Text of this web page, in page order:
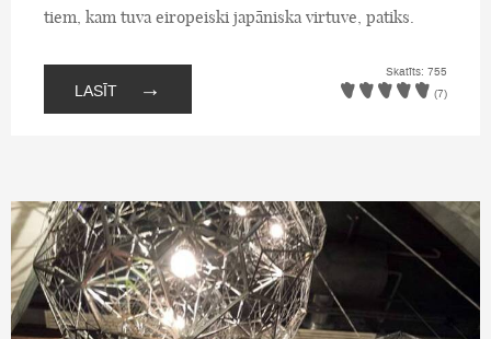
tiem, kam tuva eiropeiski japāniska virtuve, patiks.
LASĪT →
Skatīts: 755
(7)